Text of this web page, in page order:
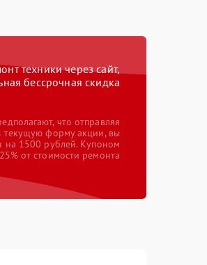
техники через сайт,
бессрочная скидка
что отправляя
текущую форму акции, вы
на 1500 рублей. Купоном
от стоимости ремонта